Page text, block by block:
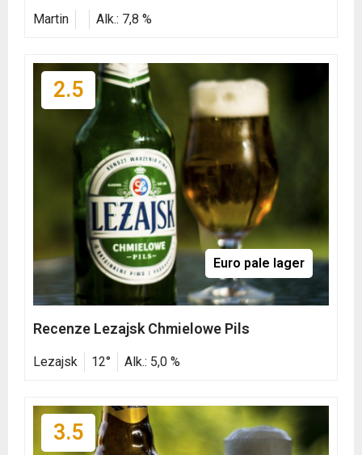
Martin Alk.: 7,8 %
Euro pale lager
2.5
Recenze Lezajsk Chmielowe Pils
Lezajsk 12° Alk.: 5,0 %
3.5